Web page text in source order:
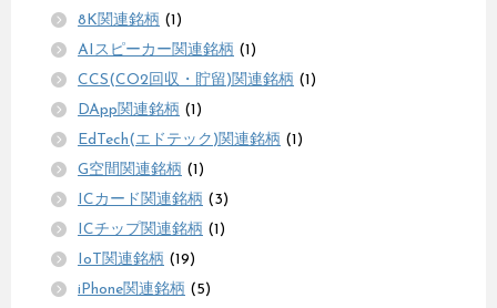
8K関連銘柄 (1)
AIスピーカー関連銘柄 (1)
CCS(CO2回収・貯留)関連銘柄 (1)
DApp関連銘柄 (1)
EdTech(エドテック)関連銘柄 (1)
G空間関連銘柄 (1)
ICカード関連銘柄 (3)
ICチップ関連銘柄 (1)
IoT関連銘柄 (19)
iPhone関連銘柄 (5)